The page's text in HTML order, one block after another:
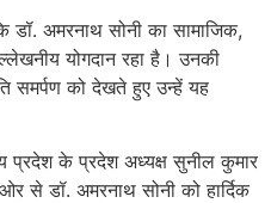
डॉ. अमरनाथ सोनी का सामाजिक,
योगदान रहा है। उनकी
समर्पण को देखते हुए उन्हें यह
प्रदेश के प्रदेश अध्यक्ष सुनील कुमार
से डॉ. अमरनाथ सोनी को हार्दिक